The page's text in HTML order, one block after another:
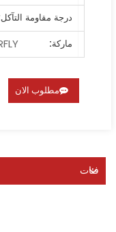
درجة مقاومة
ماركة:
مطلوب الان
فئات